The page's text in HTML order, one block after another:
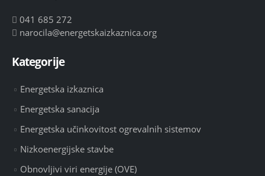
041 685 272
narocila@energetskaizkaznica.org
Kategorije
Energetska izkaznica
Energetska sanacija
Energetska učinkovitost ogrevalnih sistemov
Nizkoenergijske stavbe
Obnovljivi viri energije (OVE)